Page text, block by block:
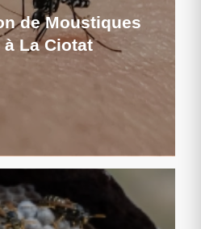
de Moustiques
à La Ciotat